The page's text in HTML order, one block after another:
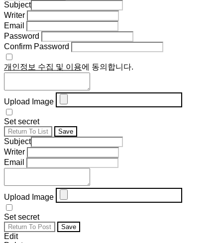
Subject
Writer
Email
Password
Confirm Password
개인정보 수집 및 이용에 동의합니다.
Upload Image
Set secret
Return To List Save
Subject
Writer
Email
Upload Image
Set secret
Return To Post Save
Edit